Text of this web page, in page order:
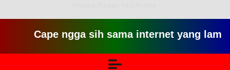
Cape ngga sih sama internet yang lambat